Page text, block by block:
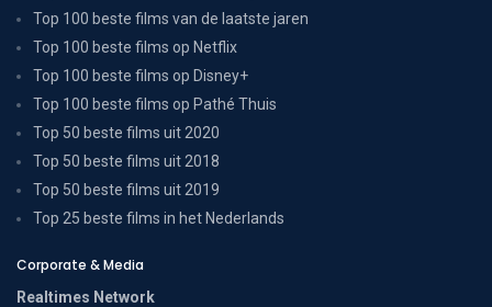
Top 100 beste films van de laatste jaren
Top 100 beste films op Netflix
Top 100 beste films op Disney+
Top 100 beste films op Pathé Thuis
Top 50 beste films uit 2020
Top 50 beste films uit 2018
Top 50 beste films uit 2019
Top 25 beste films in het Nederlands
Corporate & Media
Realtimes Network